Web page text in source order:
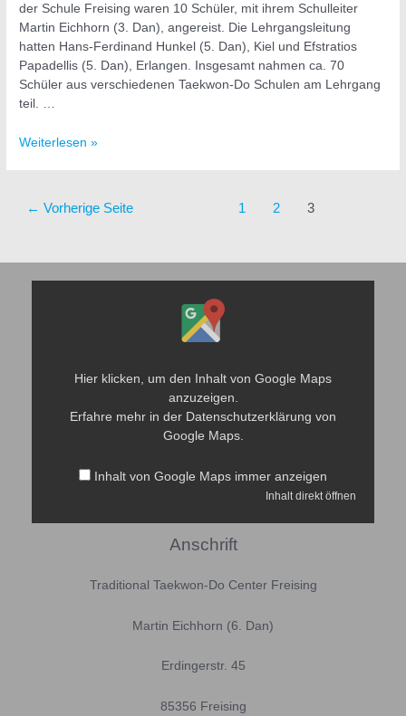
der Schule Freising waren 10 Schüler, mit ihrem Schulleiter
Martin Eichhorn (3. Dan), angereist. Die Lehrgangsleitung
hatten Hans-Ferdinand Hunkel (5. Dan), Kiel und Efstratios
Papadellis (5. Dan), Erlangen. Insgesamt nahmen ca. 70
Schüler aus verschiedenen Taekwon-Do Schulen am Lehrgang
teil. …
Weiterlesen »
← Vorherige Seite 1 2 3
von
Google
Maps
Hier klicken, um den Inhalt von Google Maps
anzuzeigen.
Erfahre mehr in der Datenschutzerklärung von
Google Maps.
Inhalt von Google Maps immer anzeigen
Inhalt direkt öffnen
Anschrift
Traditional Taekwon-Do Center Freising
Martin Eichhorn (6. Dan)
Erdingerstr. 45
85356 Freising